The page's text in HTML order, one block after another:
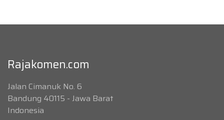
Rajakomen.com
Jalan Cimanuk No. 6
Bandung 40115 - Jawa Barat
Indonesia